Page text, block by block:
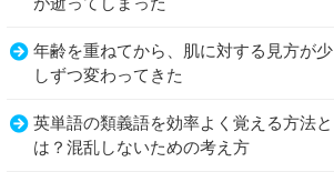
年齢を重ねてから、肌に対する見方が少
しずつ変わってきた
英単語の類義語を効率よく覚える方法と
は？混乱しないための考え方